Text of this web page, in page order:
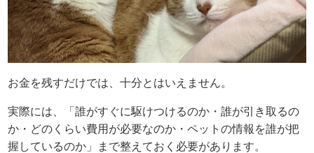
お金を残すだけでは、十分とはいえません。
実際には、「誰がすぐに駆けつけるのか・誰が引き取るの
か・どのくらい費用が必要なのか・ペットの情報を誰が把
握しているのか」まで整えておく必要があります。